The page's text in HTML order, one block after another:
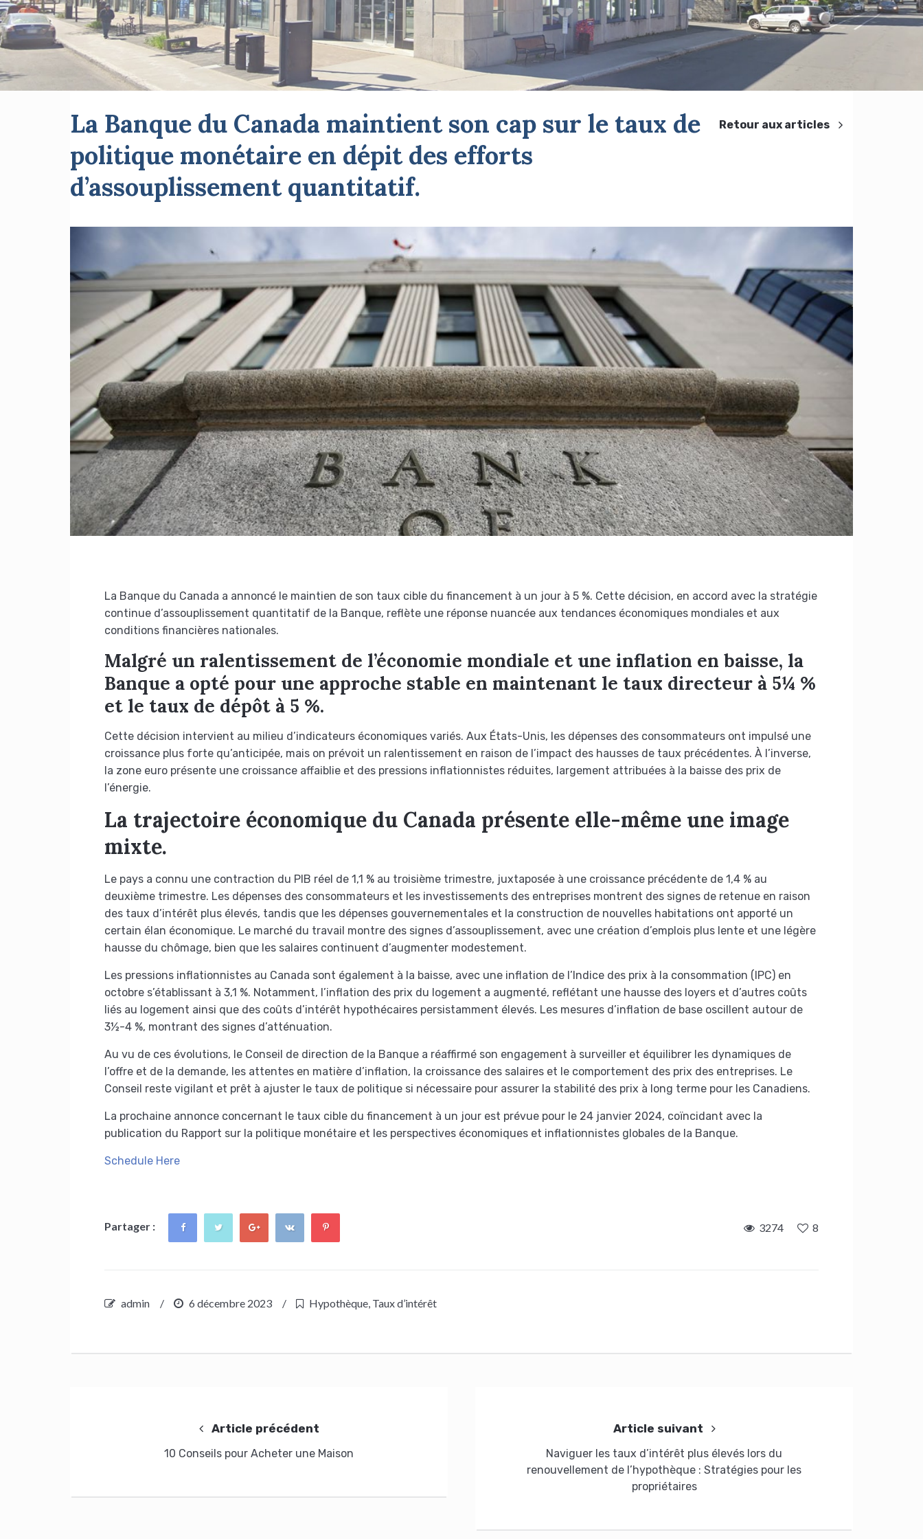
La Banque du Canada maintient son cap sur le taux de
politique monétaire en dépit des efforts
d’assouplissement quantitatif.
Retour aux articles
La Banque du Canada a annoncé le maintien de son taux cible du financement à un jour à 5 %. Cette décision, en accord avec la stratégie
continue d’assouplissement quantitatif de la Banque, reflète une réponse nuancée aux tendances économiques mondiales et aux
conditions financières nationales.
Malgré un ralentissement de l’économie mondiale et une inflation en baisse, la
Banque a opté pour une approche stable en maintenant le taux directeur à 5¼ %
et le taux de dépôt à 5 %.
Cette décision intervient au milieu d’indicateurs économiques variés. Aux États-Unis, les dépenses des consommateurs ont impulsé une
croissance plus forte qu’anticipée, mais on prévoit un ralentissement en raison de l’impact des hausses de taux précédentes. À l’inverse,
la zone euro présente une croissance affaiblie et des pressions inflationnistes réduites, largement attribuées à la baisse des prix de
l’énergie.
La trajectoire économique du Canada présente elle-même une image
mixte.
Le pays a connu une contraction du PIB réel de 1,1 % au troisième trimestre, juxtaposée à une croissance précédente de 1,4 % au
deuxième trimestre. Les dépenses des consommateurs et les investissements des entreprises montrent des signes de retenue en raison
des taux d’intérêt plus élevés, tandis que les dépenses gouvernementales et la construction de nouvelles habitations ont apporté un
certain élan économique. Le marché du travail montre des signes d’assouplissement, avec une création d’emplois plus lente et une légère
hausse du chômage, bien que les salaires continuent d’augmenter modestement.
Les pressions inflationnistes au Canada sont également à la baisse, avec une inflation de l’Indice des prix à la consommation (IPC) en
octobre s’établissant à 3,1 %. Notamment, l’inflation des prix du logement a augmenté, reflétant une hausse des loyers et d’autres coûts
liés au logement ainsi que des coûts d’intérêt hypothécaires persistamment élevés. Les mesures d’inflation de base oscillent autour de
3½-4 %, montrant des signes d’atténuation.
Au vu de ces évolutions, le Conseil de direction de la Banque a réaffirmé son engagement à surveiller et équilibrer les dynamiques de
l’offre et de la demande, les attentes en matière d’inflation, la croissance des salaires et le comportement des prix des entreprises. Le
Conseil reste vigilant et prêt à ajuster le taux de politique si nécessaire pour assurer la stabilité des prix à long terme pour les Canadiens.
La prochaine annonce concernant le taux cible du financement à un jour est prévue pour le 24 janvier 2024, coïncidant avec la
publication du Rapport sur la politique monétaire et les perspectives économiques et inflationnistes globales de la Banque.
Schedule Here
Partager : 3274 8
admin / 6 décembre 2023 / Hypothèque, Taux d’intérêt
Article précédent
10 Conseils pour Acheter une Maison
Article suivant
Naviguer les taux d’intérêt plus élevés lors du
renouvellement de l’hypothèque : Stratégies pour les
propriétaires